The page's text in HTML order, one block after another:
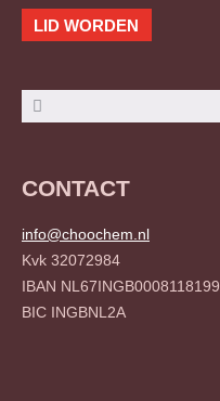
LID WORDEN
Zoeken
Zoeken
CONTACT
info@choochem.nl
Kvk 32072984
IBAN NL67INGB0008118199
BIC INGBNL2A